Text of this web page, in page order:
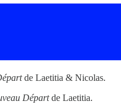
de Laetitia & Nicolas.
Départde Laetitia.